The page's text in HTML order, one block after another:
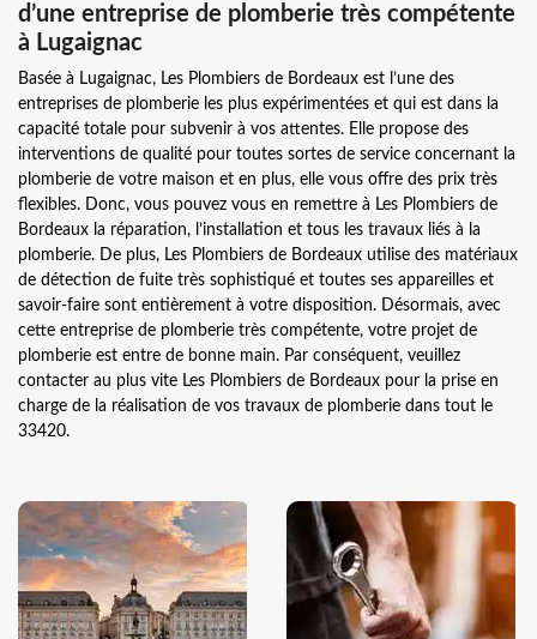
d’une entreprise de plomberie très compétente
à Lugaignac
Basée à Lugaignac, Les Plombiers de Bordeaux est l’une des
entreprises de plomberie les plus expérimentées et qui est dans la
capacité totale pour subvenir à vos attentes. Elle propose des
interventions de qualité pour toutes sortes de service concernant la
plomberie de votre maison et en plus, elle vous offre des prix très
flexibles. Donc, vous pouvez vous en remettre à Les Plombiers de
Bordeaux la réparation, l’installation et tous les travaux liés à la
plomberie. De plus, Les Plombiers de Bordeaux utilise des matériaux
de détection de fuite très sophistiqué et toutes ses appareilles et
savoir-faire sont entièrement à votre disposition. Désormais, avec
cette entreprise de plomberie très compétente, votre projet de
plomberie est entre de bonne main. Par conséquent, veuillez
contacter au plus vite Les Plombiers de Bordeaux pour la prise en
charge de la réalisation de vos travaux de plomberie dans tout le
33420.